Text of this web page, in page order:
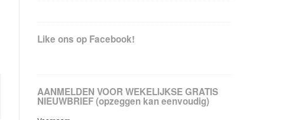
Like ons op Facebook!
AANMELDEN VOOR WEKELIJKSE GRATIS
NIEUWBRIEF (opzeggen kan eenvoudig)